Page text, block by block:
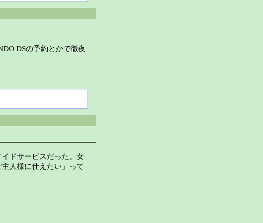
DSの予約とかで徹夜
ドサービスだった。女
人様に仕えたい」って